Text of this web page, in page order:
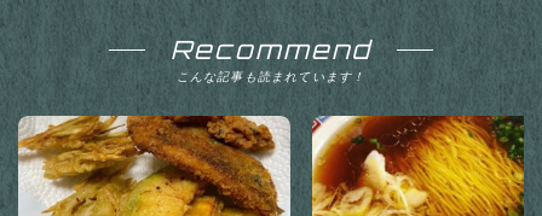
Recommend
こんな記事も読まれています！